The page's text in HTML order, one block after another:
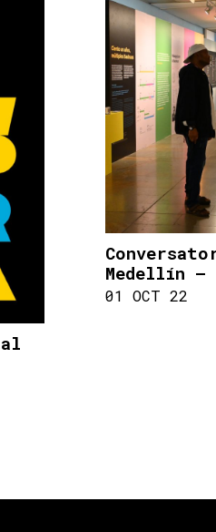
Medellín –
01 OCT 22